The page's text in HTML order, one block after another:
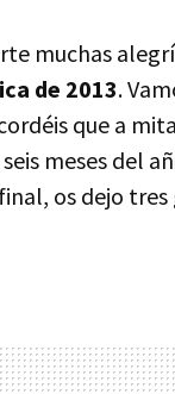
muchas
de 2013.
que a
meses del
os dejo tres